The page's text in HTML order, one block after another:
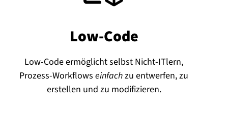
Low-Code
Low-Code ermöglicht selbst Nicht-ITlern,
Prozess-Workflows einfachzu entwerfen, zu
erstellen und zu modifizieren.